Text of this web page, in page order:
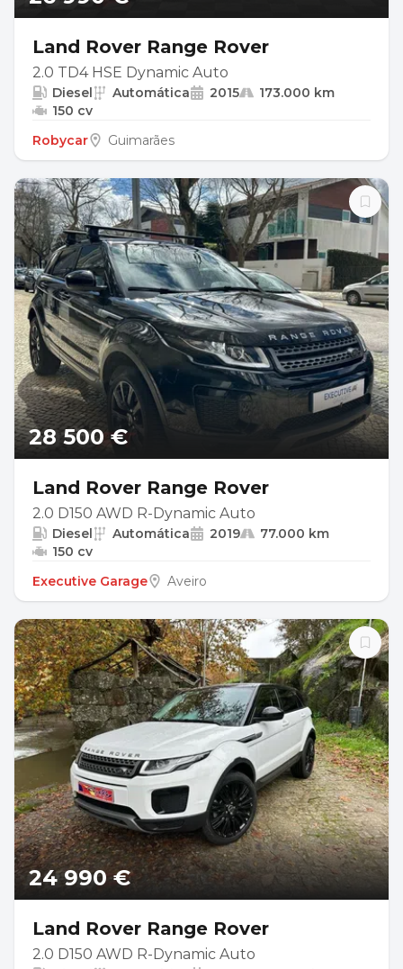
Land Rover Range Rover
2.0 TD4 HSE Dynamic Auto
Diesel Automática 2015
173.000 km
150 cv
Robycar
Guimarães
28 500 €
Land Rover Range Rover
2.0 D150 AWD R-Dynamic Auto
Diesel Automática 2019
77.000 km
150 cv
Executive Garage
Aveiro
24 990 €
Land Rover Range Rover
2.0 D150 AWD R-Dynamic Auto